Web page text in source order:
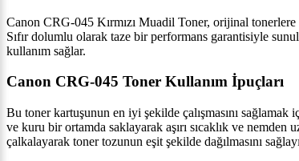
Canon CRG-045 Kırmızı Muadil Toner, orijinal tonerlere
Sıfır dolumlu olarak taze bir performans garantisiyle
kullanım sağlar.
Canon CRG-045 Toner Kullanım İpuçları
Bu toner kartuşunun en iyi şekilde çalışmasını
ve kuru bir ortamda saklayarak aşırı sıcaklık ve
çalkalayarak toner tozunun eşit şekilde dağılmasını